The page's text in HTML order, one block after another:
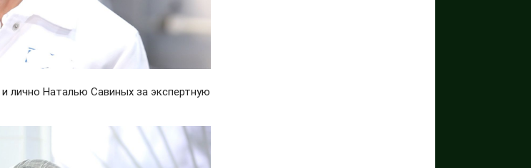
и лично Наталью Савиных за экспертную